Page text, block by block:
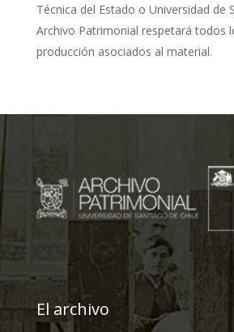
Técnica del Estado o Universidad de
Archivo Patrimonial respetará todos
producción asociados al material.
El archivo